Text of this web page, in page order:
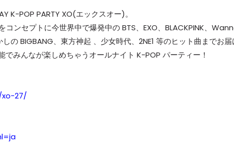
K-POP PARTY XO(エックスオー)。
ンセプトに今世界中で爆発中の BTS、EXO、BLACKPINK、
の BIGBANG、東方神起 、少女時代、2NE1 等のヒット曲までお届
みんなが楽しめちゃうオールナイト K-POP パーティー！
27/